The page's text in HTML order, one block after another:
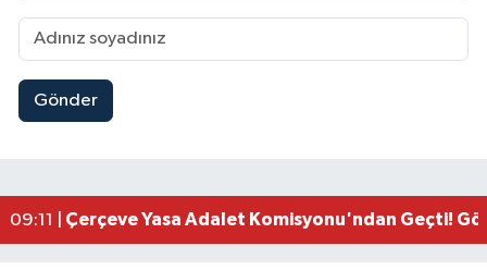
Gönder
17:19 |Kahramanmaraşlı İşçi Adana'daki Tünel
09:11 | Çerçeve Yasa Adalet Komisyonu'ndan Geçti!
09:04 |Kahramanmaraş'taki Okul Saldırısı TBMM